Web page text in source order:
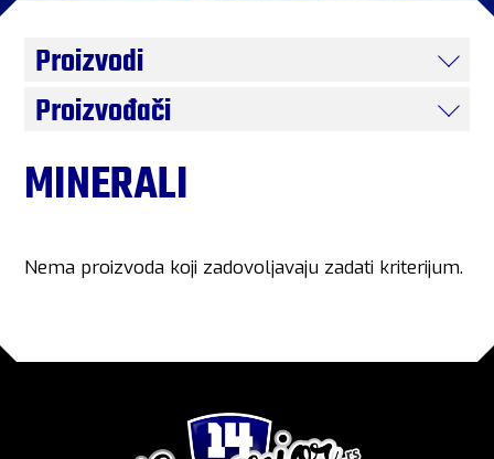
Proizvodi
Proizvođači
MINERALI
Nema proizvoda koji zadovoljavaju zadati kriterijum.